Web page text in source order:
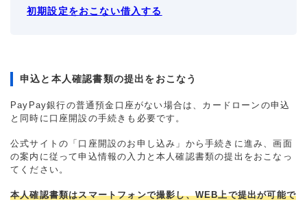
初期設定をおこない借入する
申込と本人確認書類の提出をおこなう
PayPay銀行の普通預金口座がない場合は、カードローンの申込
と同時に口座開設の手続きも必要です。
公式サイトの「口座開設のお申し込み」から手続きに進み、画面
の案内に従って申込情報の入力と本人確認書類の提出をおこなっ
てください。
本人確認書類はスマートフォンで撮影し、WEB上で提出が可能で